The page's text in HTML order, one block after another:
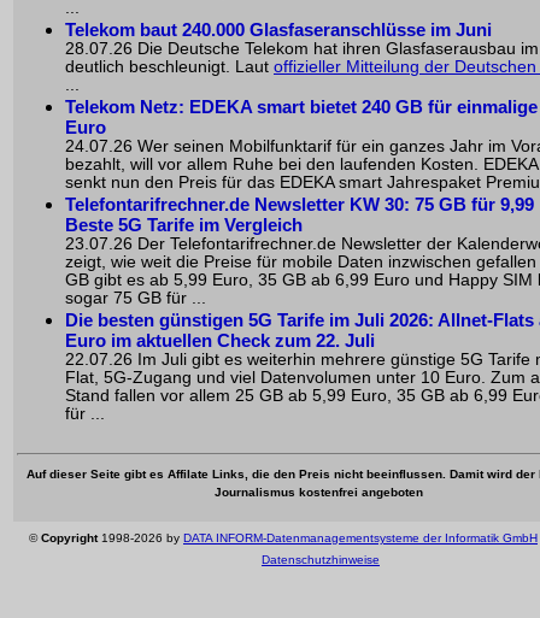
Telekom baut 240.000 Glasfaseranschlüsse im Juni
28.07.26 Die Deutsche Telekom hat ihren Glasfaserausbau
deutlich beschleunigt. Laut offizieller Mitteilung der Deutschen
Telekom Netz: EDEKA smart bietet 240 GB für einmalige
Euro
24.07.26 Wer seinen Mobilfunktarif für ein ganzes Jahr im
bezahlt, will vor allem Ruhe bei den laufenden Kosten.
senkt nun den Preis für das EDEKA smart Jahrespaket
Telefontarifrechner.de Newsletter KW 30: 75 GB für 9,99
Beste 5G Tarife im Vergleich
23.07.26 Der Telefontarifrechner.de Newsletter der
zeigt, wie weit die Preise für mobile Daten inzwischen
GB gibt es ab 5,99 Euro, 35 GB ab 6,99 Euro und Happy SIM
sogar 75 GB für ...
Die besten günstigen 5G Tarife im Juli 2026: Allnet-Flats
Euro im aktuellen Check zum 22. Juli
22.07.26 Im Juli gibt es weiterhin mehrere günstige 5G Tarife
Flat, 5G-Zugang und viel Datenvolumen unter 10 Euro. Zum
Stand fallen vor allem 25 GB ab 5,99 Euro, 35 GB ab 6,99
für ...
Auf dieser Seite gibt es Affilate Links, die den Preis nicht beeinflussen. Damit wird der
Journalismus kostenfrei angeboten
©Copyright1998-2026 by DATA INFORM-Datenmanagementsysteme der Informatik GmbH
Datenschutzhinweise